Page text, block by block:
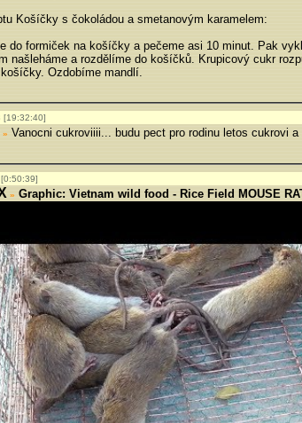
Košíčky s čokoládou a smetanovým karamelem:
do formiček na košíčky a pečeme asi 10 minut. Pak
našleháme a rozdělíme do košíčků. Krupicový cukr
Ozdobíme mandlí.
[19:32:40]
» Vanocni cukroviiii... budu pect pro rodinu letos cukrovi
» Graphic: Vietnam wild food - Rice Field MOUSE